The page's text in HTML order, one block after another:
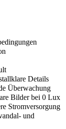
Details
Überwachung
Bilder bei 0 Lux
Stromversorgung
und